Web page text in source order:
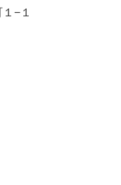
−１